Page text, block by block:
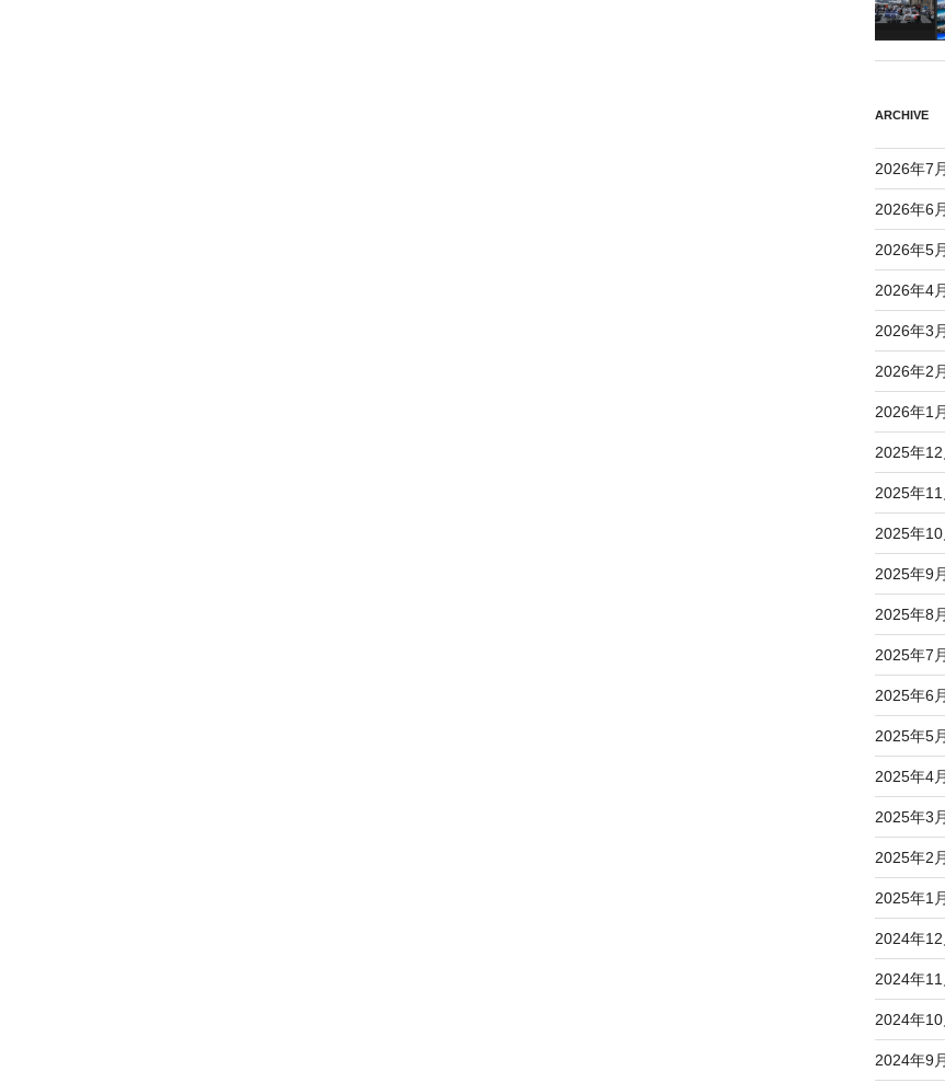
ARCHIVE
2026年7月
2026年6月
2026年5月
2026年4月
2026年3月
2026年2月
2026年1月
2025年12
2025年11
2025年10
2025年9月
2025年8月
2025年7月
2025年6月
2025年5月
2025年4月
2025年3月
2025年2月
2025年1月
2024年12
2024年11
2024年10
2024年9月